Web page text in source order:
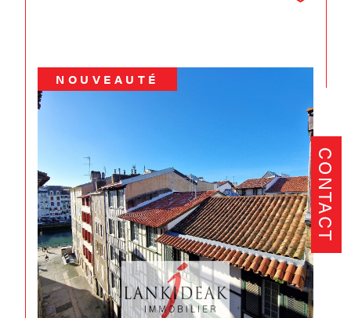
CONTACT
NOUVEAUTÉ